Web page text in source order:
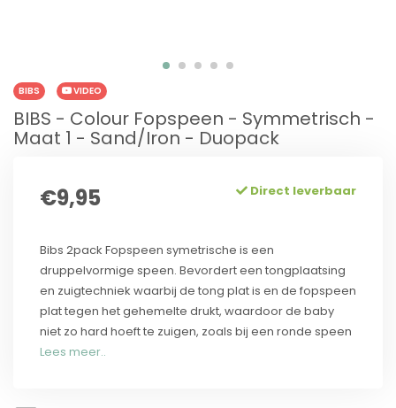
BIBS VIDEO
BIBS - Colour Fopspeen - Symmetrisch -
Maat 1 - Sand/Iron - Duopack
€9,95 Direct leverbaar
Bibs 2pack Fopspeen symetrische is een
druppelvormige speen. Bevordert een tongplaatsing
en zuigtechniek waarbij de tong plat is en de fopspeen
plat tegen het gehemelte drukt, waardoor de baby
niet zo hard hoeft te zuigen, zoals bij een ronde speen
Lees meer..